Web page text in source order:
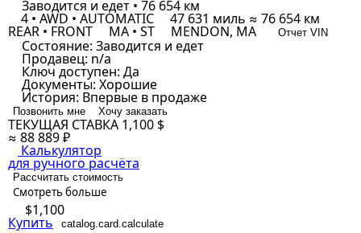
Заводится и едет • 76 654 км
4 • AWD • AUTOMATIC 47 631 миль ≈ 76 654 км
REAR • FRONT MA • ST MENDON, MA Отчет VIN
Состояние: Заводится и едет
Продавец: n/a
Ключ доступен: Да
Документы: Хорошие
История: Впервые в продаже
Позвонить мне Хочу заказать
ТЕКУЩАЯ СТАВКА 1,100 $
≈ 88 889 ₽
Калькулятор
для ручного расчёта
Рассчитать стоимость
Смотреть больше
$1,100
Купить catalog.card.calculate